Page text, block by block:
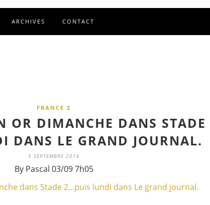
ARCHIVES CONTACT
FRANCE 2
OR DIMANCHE DANS STADE
DANS LE GRAND JOURNAL.
3 SEPTEMBRE 2016
By Pascal 03/09 7h05